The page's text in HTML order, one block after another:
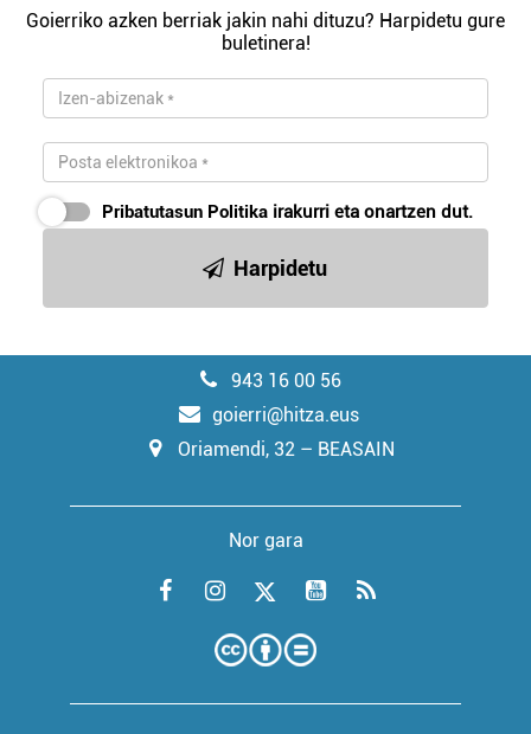
Goierriko azken berriak jakin nahi dituzu? Harpidetu gure
buletinera!
Pribatutasun Politika irakurri eta onartzen dut.
Harpidetu
943 16 00 56
goierri@hitza.eus
Oriamendi, 32 – BEASAIN
Nor gara